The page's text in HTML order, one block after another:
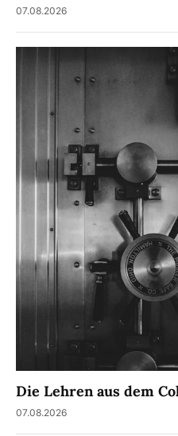
07.08.2026
Die Lehren aus dem
07.08.2026